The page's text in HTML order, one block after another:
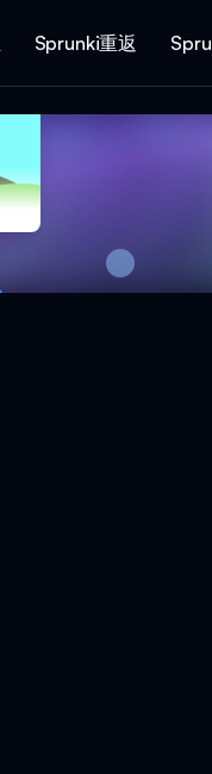
Sprunki重返